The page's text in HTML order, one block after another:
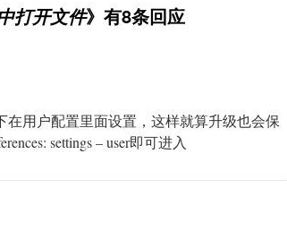
打开文件》有8条回应
用户配置里面设置，这样就算升级也会保
settings – user即可进入